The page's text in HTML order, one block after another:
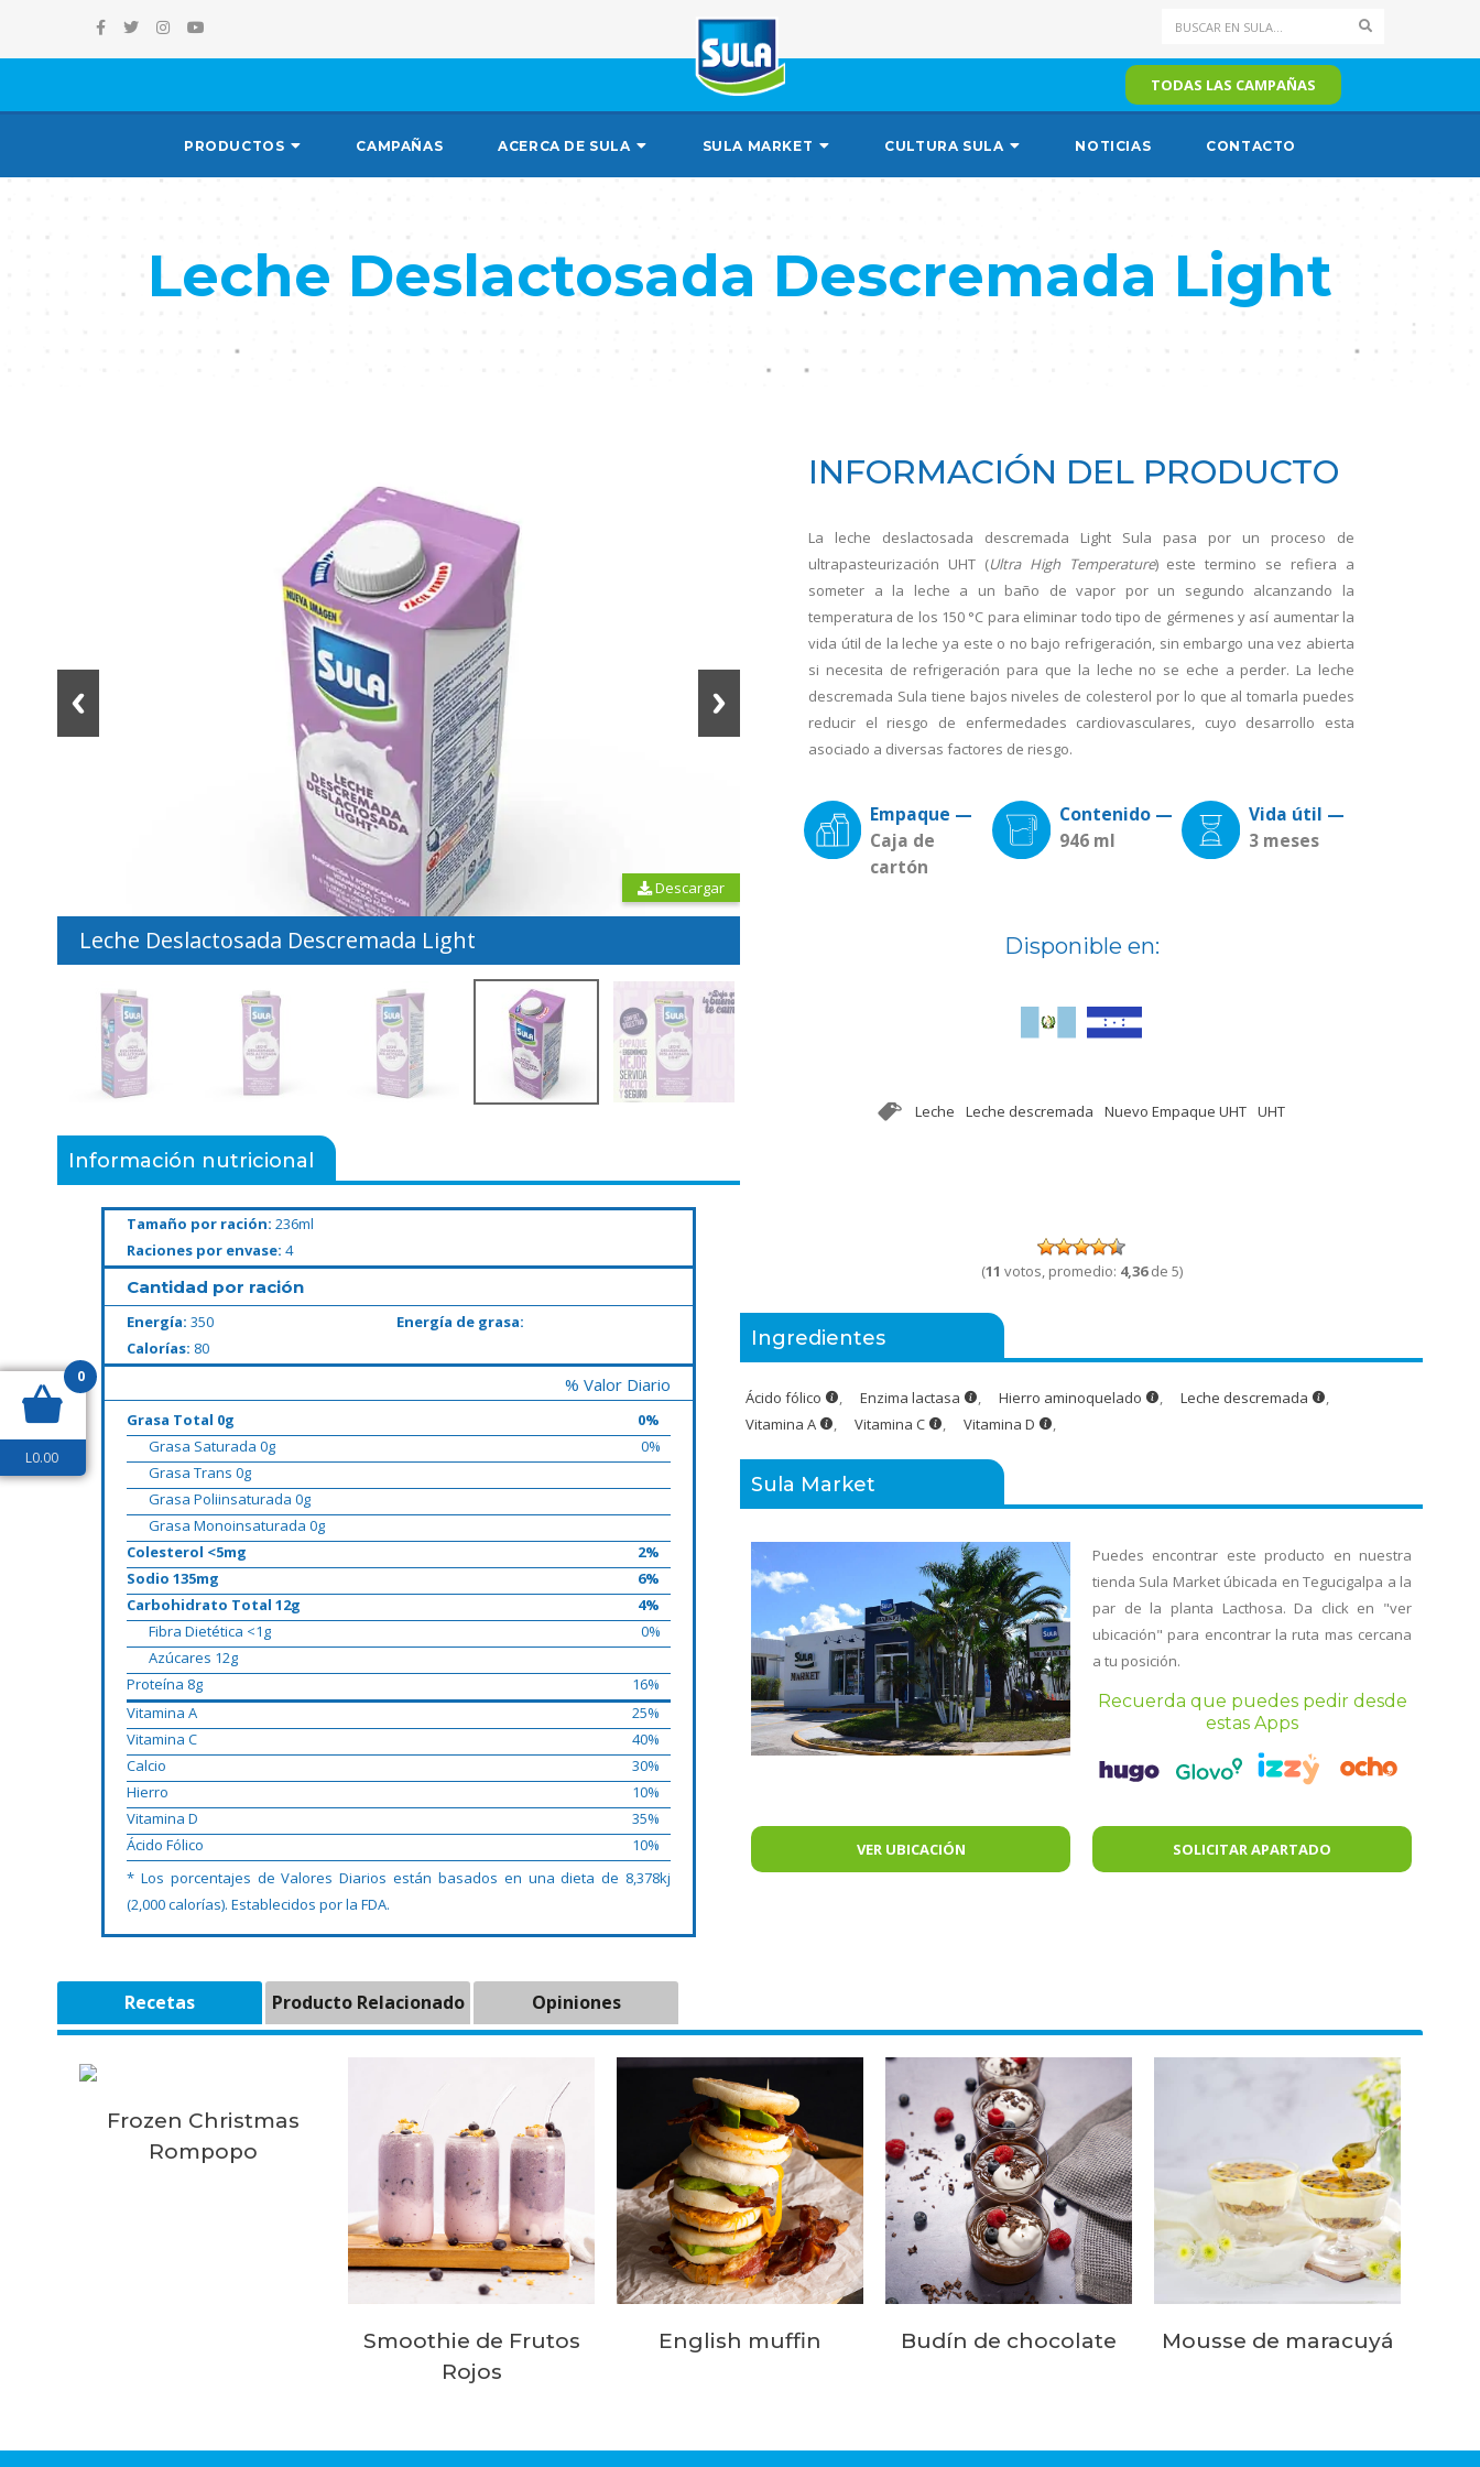
Search
TODAS LAS CAMPAÑAS
PRODUCTOS CAMPAÑAS ACERCA DE SULA SULA MARKET CULTURA SULA NOTICIAS CONTACTO
Leche Deslactosada Descremada Light
Leche Deslactosada Descremada Light
Descargar
Información nutricional
Tamaño por ración: 236ml
Raciones por envase: 4
Cantidad por ración
Energía: 350
Energía de grasa:
Calorías: 80
% Valor Diario
Grasa Total 0g
0%
Grasa Saturada 0g
0%
Grasa Trans 0g
Grasa Poliinsaturada 0g
Grasa Monoinsaturada 0g
Colesterol <5mg
2%
Sodio 135mg
6%
Carbohidrato Total 12g
4%
Fibra Dietética <1g
0%
Azúcares 12g
Proteína 8g
16%
Vitamina A
25%
Vitamina C
40%
Calcio
30%
Hierro
10%
Vitamina D
35%
Ácido Fólico
10%
* Los porcentajes de Valores Diarios están basados en una dieta de 8,378kj
(2,000 calorías). Establecidos por la FDA.
INFORMACIÓN DEL PRODUCTO
La leche deslactosada descremada Light Sula pasa por un proceso de
ultrapasteurización UHT (Ultra High Temperature) este termino se refiera a
someter a la leche a un baño de vapor por un segundo alcanzando la
temperatura de los 150 °C para eliminar todo tipo de gérmenes y así aumentar la
vida útil de la leche ya este o no bajo refrigeración, sin embargo una vez abierta
si necesita de refrigeración para que la leche no se eche a perder. La leche
descremada Sula tiene bajos niveles de colesterol por lo que al tomarla puedes
reducir el riesgo de enfermedades cardiovasculares, cuyo desarrollo esta
asociado a diversas factores de riesgo.
Empaque —
Caja de
cartón
Contenido —
946 ml
Vida útil —
3 meses
Disponible en:
Leche Leche descremada Nuevo Empaque UHT UHT
(11 votos, promedio: 4,36de 5)
Ingredientes
Ácido fólico , Enzima lactasa , Hierro aminoquelado , Leche descremada
,
Vitamina A
, Vitamina C , Vitamina D ,
Sula Market
Puedes encontrar este producto en nuestra
tienda Sula Market úbicada en Tegucigalpa a la
par de la planta Lacthosa. Da click en "ver
ubicación" para encontrar la ruta mas cercana
a tu posición.
Recuerda que puedes pedir desde
estas Apps
VER UBICACIÓN SOLICITAR APARTADO
Recetas Producto Relacionado Opiniones
Frozen Christmas
Rompopo
Smoothie de Frutos
Rojos
English muffin Budín de chocolate Mousse de maracuyá
0
L0.00